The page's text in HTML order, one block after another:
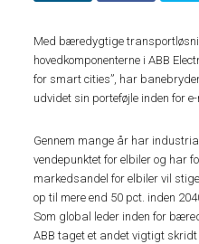
Med bæredygtige
hovedkomponenterne i ABB
for smart cities”, har
udvidet sin porteføjle inden for e-
Gennem mange år har
vendepunktet for elbiler og har
markedsandel for elbiler vil
op til mere end 50 pct. inden
Som global leder inden for
ABB taget et andet vigtigt skridt